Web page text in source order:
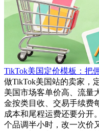
TikTok美国定价模板：把
做TikTok美国站的卖家，
美国市场客单价高、流量
金按类目收、交易手续费
成本和尾程运费还要分开
个品调半小时，改一次价